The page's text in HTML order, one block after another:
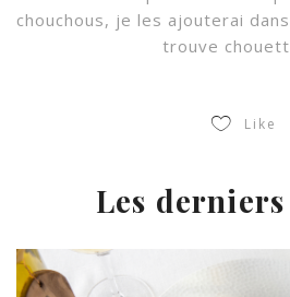
chouchous, je les ajouterai
trouve
Like
Les